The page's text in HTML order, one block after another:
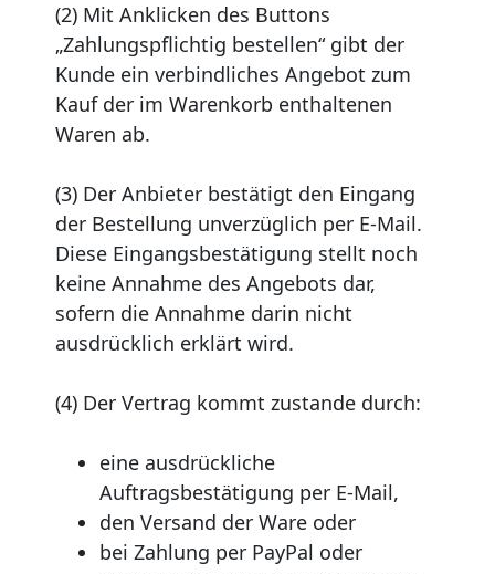
(2) Mit Anklicken des Buttons
„Zahlungspflichtig bestellen“ gibt der
Kunde ein verbindliches Angebot zum
Kauf der im Warenkorb enthaltenen
Waren ab.
(3) Der Anbieter bestätigt den Eingang
der Bestellung unverzüglich per E-Mail.
Diese Eingangsbestätigung stellt noch
keine Annahme des Angebots dar,
sofern die Annahme darin nicht
ausdrücklich erklärt wird.
(4) Der Vertrag kommt zustande durch:
eine ausdrückliche
Auftragsbestätigung per E-Mail,
den Versand der Ware oder
bei Zahlung per PayPal oder